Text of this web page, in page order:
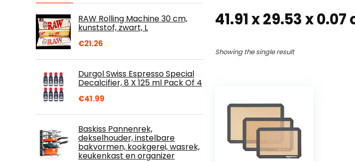
RAW Rolling Machine 30 cm,
kunststof, zwart, L
€21.26
Durgol Swiss Espresso Special
Decalcifier, 8 X 125 ml Pack Of 4
€41.99
Baskiss Pannenrek,
dekselhouder, instelbare
bakvormen, kookgerei, wasrek,
keukenkast en organizer
41.91 x 29.53 x
Showing the single result